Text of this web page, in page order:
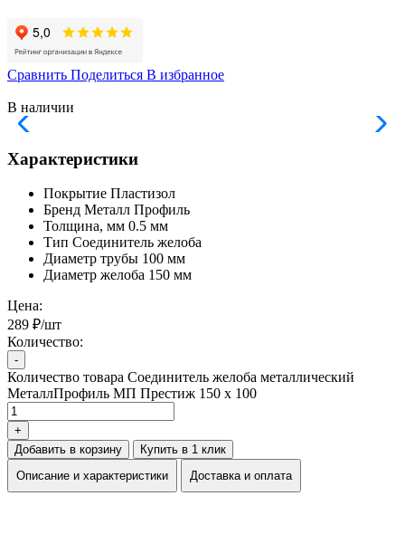
Сравнить Поделиться В избранное
В наличии
Характеристики
Покрытие Пластизол
Бренд Металл Профиль
Толщина, мм 0.5 мм
Тип Соединитель желоба
Диаметр трубы 100 мм
Диаметр желоба 150 мм
Цена:
289 ₽/шт
Количество:
-
Количество товара Соединитель желоба металлический
МеталлПрофиль МП Престиж 150 х 100
+
Добавить в корзину
Купить в 1 клик
Описание и характеристики
Доставка и оплата